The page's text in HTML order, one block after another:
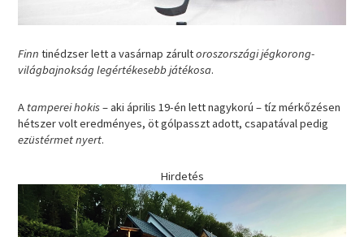
Finn tinédzser lett a vasárnap zárultoroszországi jégkorong-
világbajnokság legértékesebb játékosa.
A tamperei hokis– aki április 19-én lett nagykorú – tíz mérkőzésen
hétszer volt eredményes, öt gólpasszt adott, csapatával pedig
ezüstérmet nyert.
Hirdetés